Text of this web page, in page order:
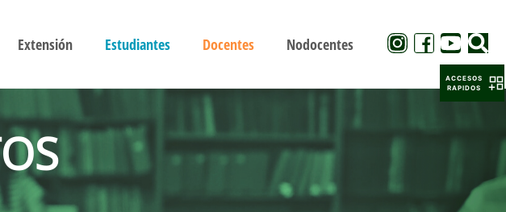
Extensión Estudiantes Docentes Nodocentes
ACCESOS
RAPIDOS